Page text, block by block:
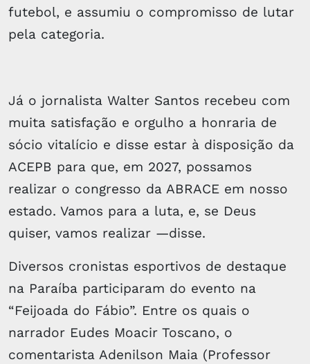
futebol, e assumiu o compromisso de lutar
pela categoria.
Já o jornalista Walter Santos recebeu com
muita satisfação e orgulho a honraria de
sócio vitalício e disse estar à disposição da
ACEPB para que, em 2027, possamos
realizar o congresso da ABRACE em nosso
estado. Vamos para a luta, e, se Deus
quiser, vamos realizar —disse.
Diversos cronistas esportivos de destaque
na Paraíba participaram do evento na
“Feijoada do Fábio”. Entre os quais o
narrador Eudes Moacir Toscano, o
comentarista Adenilson Maia (Professor